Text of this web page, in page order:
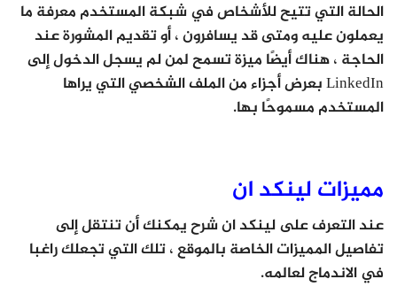
الحالة التي تتيح للأشخاص في شبكة المستخدم معرفة ما
يعملون عليه ومتى قد يسافرون ، أو تقديم المشورة عند
الحاجة ، هناك أيضًا ميزة تسمح لمن لم يسجل الدخول إلى
LinkedIn بعرض أجزاء من الملف الشخصي التي يراها
المستخدم مسموحًا بها.
مميزات لينكد ان
عند التعرف على لينكد ان شرح يمكنك أن تنتقل إلى
تفاصيل المميزات الخاصة بالموقع ، تلك التي تجعلك راغبا
في الاندماج لعالمه.